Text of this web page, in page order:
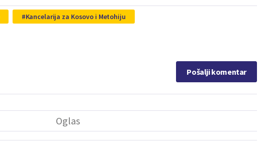
Kancelarija za Kosovo i Metohiju
Pošalji komentar